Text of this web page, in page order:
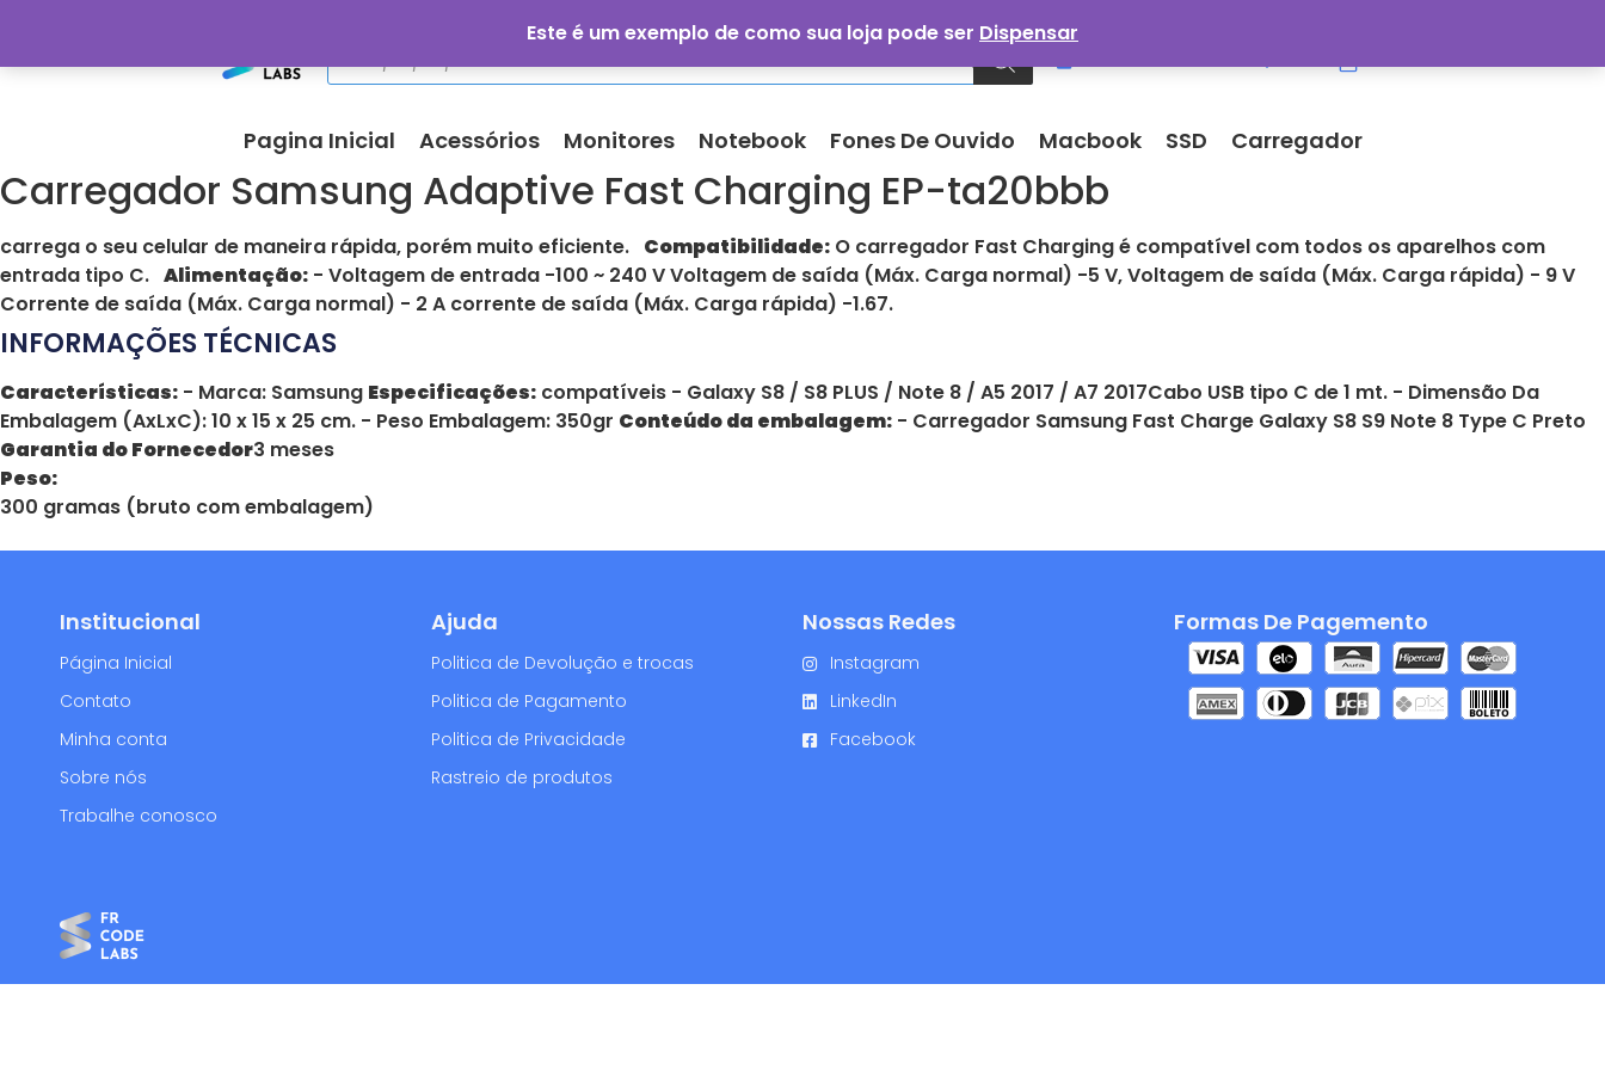
Pagina Inicial Acessórios Monitores Notebook Fones De Ouvido Macbook SSD Carregador
Carregador Samsung Adaptive Fast Charging EP-ta20bbb
carrega o seu celular de maneira rápida, porém muito eficiente. Compatibilidade: O carregador Fast Charging é compatível com todos os aparelhos com
entrada tipo C. Alimentação: - Voltagem de entrada -100 ~ 240 V Voltagem de saída (Máx. Carga normal) -5 V, Voltagem de saída (Máx. Carga rápida) - 9 V
Corrente de saída (Máx. Carga normal) - 2 A corrente de saída (Máx. Carga rápida) -1.67.
INFORMAÇÕES TÉCNICAS
Características: - Marca: Samsung Especificações: compatíveis - Galaxy S8 / S8 PLUS / Note 8 / A5 2017 / A7 2017Cabo USB tipo C de 1 mt. - Dimensão Da
Embalagem (AxLxC): 10 x 15 x 25 cm. - Peso Embalagem: 350gr Conteúdo da embalagem: - Carregador Samsung Fast Charge Galaxy S8 S9 Note 8 Type C Preto
Garantia do Fornecedor3 meses
Peso:
300 gramas (bruto com embalagem)
Institucional
Página Inicial
Contato
Minha conta
Sobre nós
Trabalhe conosco
Ajuda
Politica de Devolução e trocas
Politica de Pagamento
Politica de Privacidade
Rastreio de produtos
Formas De Pagemento
Nossas Redes
Instagram
LinkedIn
Facebook
Este é um exemplo de como sua loja pode ser Dispensar